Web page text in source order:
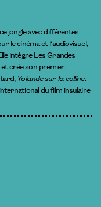
jongle avec différentes
le cinéma et l’audiovisuel,
intègre Les Grandes
crée son premier
Yolande sur la colline.
du film insulaire